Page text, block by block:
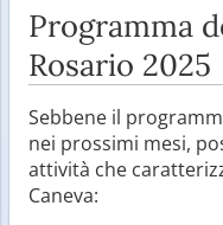
Programma
Rosario 2025
Sebbene il
nei prossimi mesi,
attività che
Caneva: